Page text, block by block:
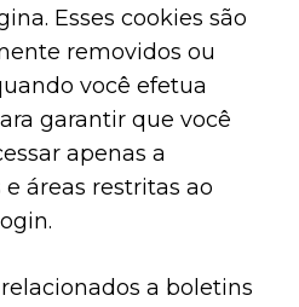
Esses cookies são
removidos ou
você efetua
garantir que você
apenas a
e áreas restritas ao
a boletins